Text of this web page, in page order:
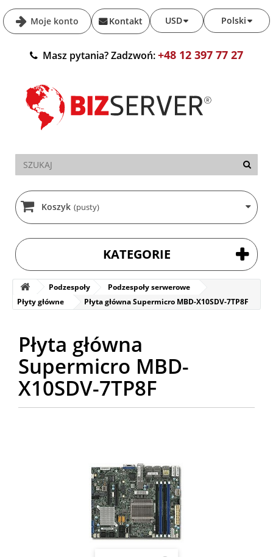
Moje konto Polski
USD
Kontakt
Masz pytania? Zadzwoń:+48 12 397 77 27
Koszyk (pusty)
KATEGORIE
Podzespoły
Podzespoły serwerowe
Płyty główne
Płyta główna Supermicro MBD-X10SDV-7TP8F
Płyta główna
Supermicro MBD-
X10SDV-7TP8F